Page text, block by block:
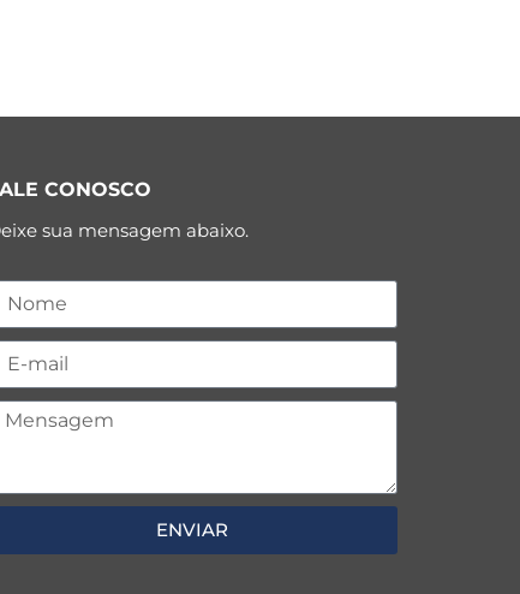
CONOSCO
sua mensagem abaixo.
ENVIAR